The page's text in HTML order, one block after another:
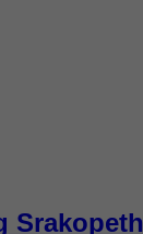
Srakopeth